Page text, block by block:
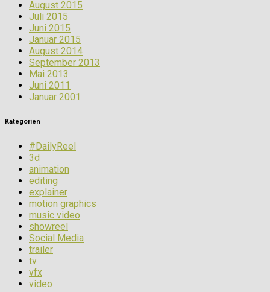
August 2015
Juli 2015
Juni 2015
Januar 2015
August 2014
September 2013
Mai 2013
Juni 2011
Januar 2001
Kategorien
#DailyReel
3d
animation
editing
explainer
motion graphics
music video
showreel
Social Media
trailer
tv
vfx
video